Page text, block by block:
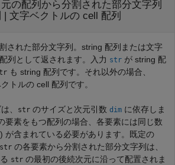
の配列から分割された部分文字列
| 文字ベクトルの cell 配列
された部分文字列。string 配列または文字
列として返されます。入力 str が string 配
も string 配列です。それ以外の場合、
トルの cell 配列です。
、 str のサイズと次元引数 dim に依存しま
要素をもつ配列の場合、各要素には同じ数
) が含まれている必要があります。既定の
str の各要素から分割された部分文字列は、
str の最初の後続次元に沿って配置されま